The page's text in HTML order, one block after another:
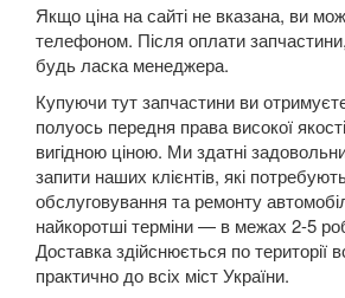
5 Series E61
5 Series F07 GT
5 Series F10
M5 F10
5 Series F11
Якщо ціна на сайті не вказана, ви
телефоном. Після оплати
будь ласка менеджера.
Купуючи тут запчастини ви отримуєте
полуось передня права високої
вигідною ціною. Ми здатні
запити наших клієнтів, які
обслуговування та ремонту
найкоротші терміни — в межах 2-5
Доставка здійснюється по території
практично до всіх міст України.